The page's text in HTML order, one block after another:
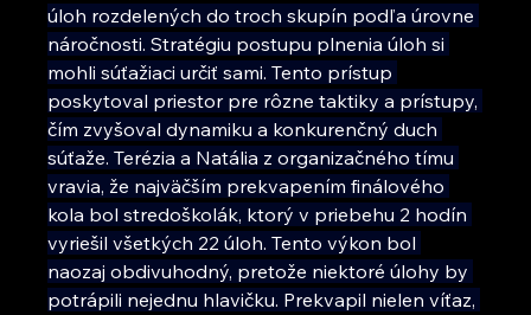
úloh rozdelených do troch skupín podľa úrovne
náročnosti. Stratégiu postupu plnenia úloh si
mohli súťažiaci určiť sami. Tento prístup
poskytoval priestor pre rôzne taktiky a prístupy,
čím zvyšoval dynamiku a konkurenčný duch
súťaže. Terézia a Natália z organizačného tímu
vravia, že najväčším prekvapením finálového
kola bol stredoškolák, ktorý v priebehu 2 hodín
vyriešil všetkých 22 úloh. Tento výkon bol
naozaj obdivuhodný, pretože niektoré úlohy by
potrápili nejednu hlavičku. Prekvapil nielen víťaz,